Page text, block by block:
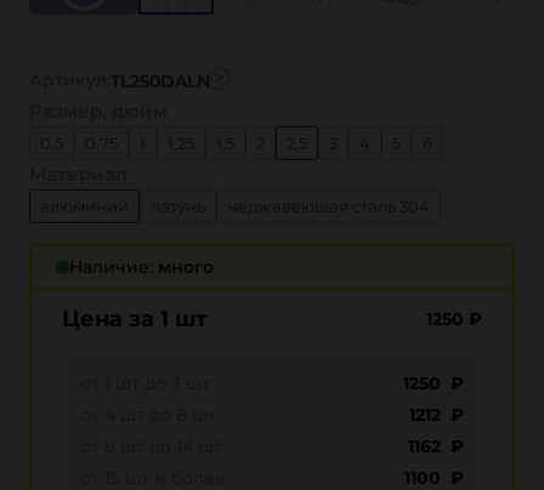
Наличие: много
Цена за 1 шт 1250 ₽
1250 ₽
1212 ₽
1162 ₽
1100 ₽
TL250DALN
0,75 3 6
нержавеющая сталь 304
нержавеющая сталь 316
полипропилен